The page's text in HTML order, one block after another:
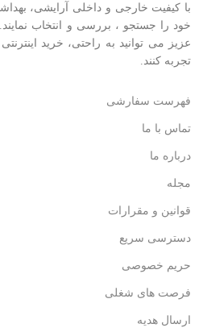
با کيفيت خارجی و داخلی آرایشی،
خود را جستجو ، بررسی و انتخاب
عزیز می توانيد به راحتی، خرید
تجربه کنند.
فهرست سفارشی
تماس با ما
درباره ما
مجله
قوانین و مقرارات
دسترسی سریع
حریم خصوصی
فرصت های شغلی
ارسال هدیه